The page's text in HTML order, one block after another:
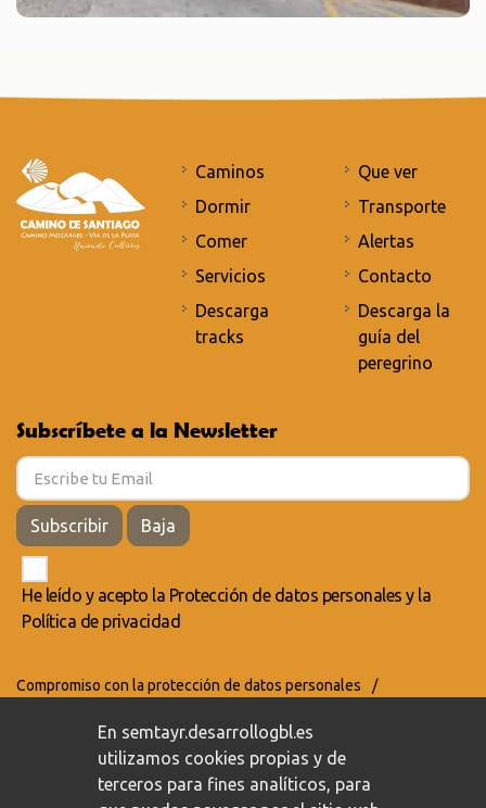
Caminos
Dormir
Comer
Servicios
Descarga
tracks
Que ver
Transporte
Alertas
Contacto
Descarga la
guía del
peregrino
Subscríbete a la Newsletter
Subscribir Baja
He leído y acepto la Protección de datos personales y la
Política de privacidad
Compromiso con la protección de datos personales
/
En semtayr.desarrollogbl.es
utilizamos cookies propias y de
terceros para fines analíticos, para